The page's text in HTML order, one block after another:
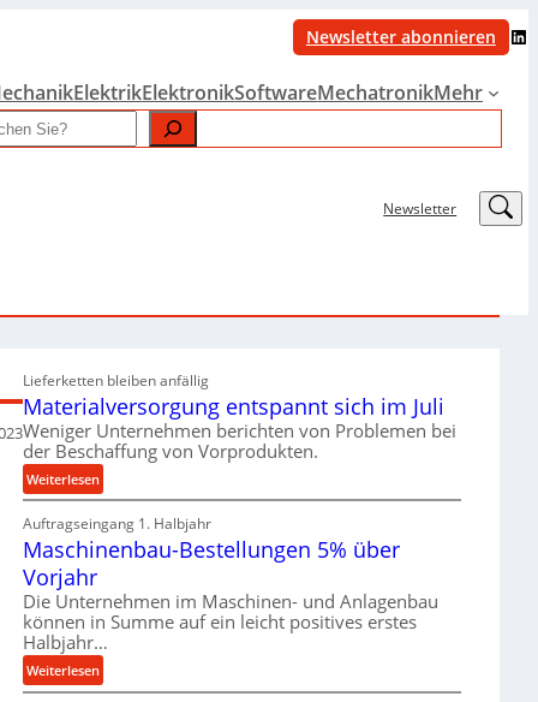
Newsletter abonnieren LinkedIn
ElektrikElektronikSoftwareMechatronikMehr
Newsletter LinkedIn
Lieferketten bleiben anfällig
Materialversorgung entspannt sich im Juli
Weniger Unternehmen berichten von Problemen bei
der Beschaffung von Vorprodukten.
Weiterlesen:
M
a
t
l
v
Auftragseingang 1. Halbjahr
Maschinenbau-Bestellungen 5% über
Vorjahr
Die Unternehmen im Maschinen- und Anlagenbau
können in Summe auf ein leicht positives erstes
Halbjahr…
Weiterlesen:
M